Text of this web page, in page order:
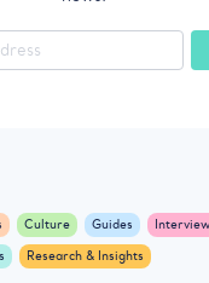
Culture Guides
Research & Insights